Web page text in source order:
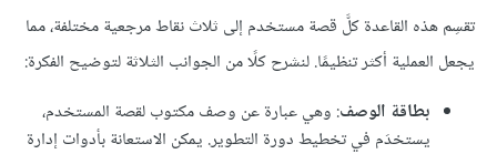
تقسِم هذه القاعدة كلَّ قصة مستخدم إلى ثلاث نقاط مرجعية مختلفة، مما
يجعل العملية أكثر تنظيمًا. لنشرح كلًا من الجوانب الثلاثة لتوضيح الفكرة:
بطاقة الوصف: وهي عبارة عن وصف مكتوب لقصة المستخدم،
يستخدَم في تخطيط دورة التطوير. يمكن الاستعانة بأدوات إدارة